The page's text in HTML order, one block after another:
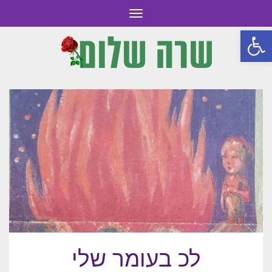
פתח סרגל נגישות
תפריט
לכ בעומר שלי